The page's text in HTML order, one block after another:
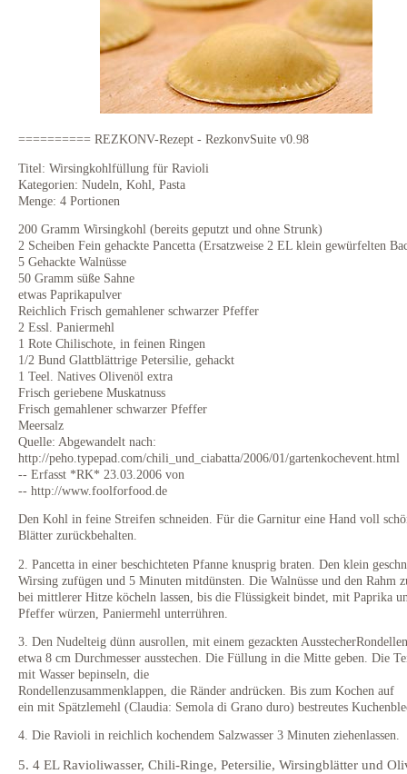
========== REZKONV-Rezept - RezkonvSuite v0.98
Titel: Wirsingkohlfüllung für Ravioli
Kategorien: Nudeln, Kohl, Pasta
Menge: 4 Portionen
200 Gramm Wirsingkohl (bereits geputzt und ohne Strunk)
2 Scheiben Fein gehackte Pancetta (Ersatzweise 2 EL klein gewürfelten
5 Gehackte Walnüsse
50 Gramm süße Sahne
etwas Paprikapulver
Reichlich Frisch gemahlener schwarzer Pfeffer
2 Essl. Paniermehl
1 Rote Chilischote, in feinen Ringen
1/2 Bund Glattblättrige Petersilie, gehackt
1 Teel. Natives Olivenöl extra
Frisch geriebene Muskatnuss
Frisch gemahlener schwarzer Pfeffer
Meersalz
Quelle: Abgewandelt nach:
http://peho.typepad.com/chili_und_ciabatta/2006/01/gartenkochevent.html
-- Erfasst *RK* 23.03.2006 von
-- http://www.foolforfood.de
Den Kohl in feine Streifen schneiden. Für die Garnitur eine Hand voll
Blätter zurückbehalten.
2. Pancetta in einer beschichteten Pfanne knusprig braten. Den klein
Wirsing zufügen und 5 Minuten mitdünsten. Die Walnüsse und den Rahm
bei mittlerer Hitze köcheln lassen, bis die Flüssigkeit bindet, mit Paprika
Pfeffer würzen, Paniermehl unterrühren.
3. Den Nudelteig dünn ausrollen, mit einem gezackten
etwa 8 cm Durchmesser ausstechen. Die Füllung in die Mitte geben. Die
mit Wasser bepinseln, die
Rondellenzusammenklappen, die Ränder andrücken. Bis zum Kochen auf
ein mit Spätzlemehl (Claudia: Semola di Grano duro) bestreutes
4. Die Ravioli in reichlich kochendem Salzwasser 3 Minuten ziehenlassen.
5. 4 EL Ravioliwasser, Chili-Ringe, Petersilie, Wirsingblätter und